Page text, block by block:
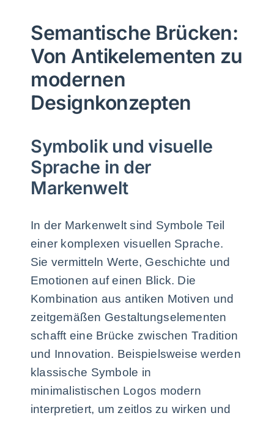
Semantische Brücken:
Von Antikelementen zu
modernen
Designkonzepten
Symbolik und visuelle
Sprache in der
Markenwelt
In der Markenwelt sind Symbole Teil
einer komplexen visuellen Sprache.
Sie vermitteln Werte, Geschichte und
Emotionen auf einen Blick. Die
Kombination aus antiken Motiven und
zeitgemäßen Gestaltungselementen
schafft eine Brücke zwischen Tradition
und Innovation. Beispielsweise werden
klassische Symbole in
minimalistischen Logos modern
interpretiert, um zeitlos zu wirken und